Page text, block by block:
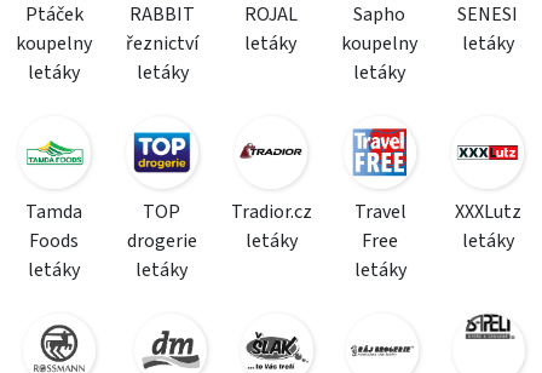
Ptáček
koupelny
letáky
RABBIT
řeznictví
letáky
ROJAL
letáky
Sapho
koupelny
letáky
SENESI
letáky
Tamda
Foods
letáky
TOP
drogerie
letáky
Tradior.cz
letáky
Travel
Free
letáky
XXXLutz
letáky